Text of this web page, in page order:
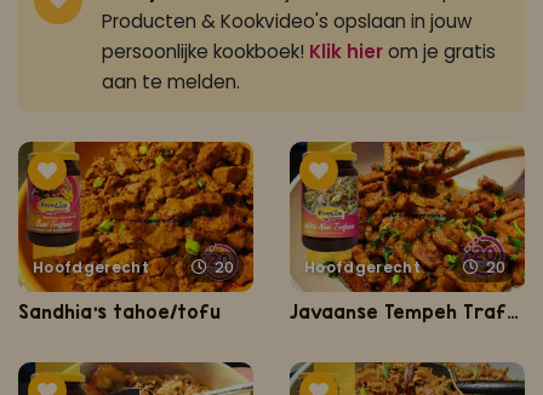
Producten & Kookvideo's opslaan in jouw
persoonlijke kookboek! Klik hierom je gratis
aan te melden.
Hoofdgerecht 20
Sandhia's tahoe/tofu
Hoofdgerecht 20
Javaanse Tempeh Trafasie